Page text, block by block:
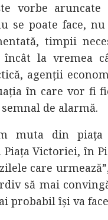
vorbe
se poate face,
timpii
la vremea
agenții
în care vor fi
de alarmă.
muta din
Victoriei, în
care
să mai
probabil își va